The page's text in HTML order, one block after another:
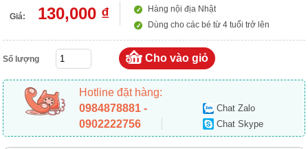
Giá: 130,000 ₫
Hàng nội địa Nhật
Dùng cho các bé từ 4 tuổi trở lên
Số lượng
Hotline đặt hàng:
0984878881 -
0902222756
Chat Zalo
Chat Skype